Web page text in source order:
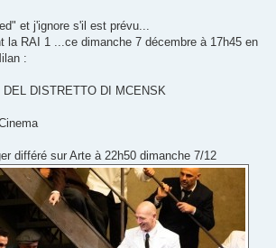
et j'ignore s'il est prévu...
la RAI 1 ...ce dimanche 7 décembre à 17h45 en
:
DISTRETTO DI MCENSK
différé sur Arte à 22h50 dimanche 7/12